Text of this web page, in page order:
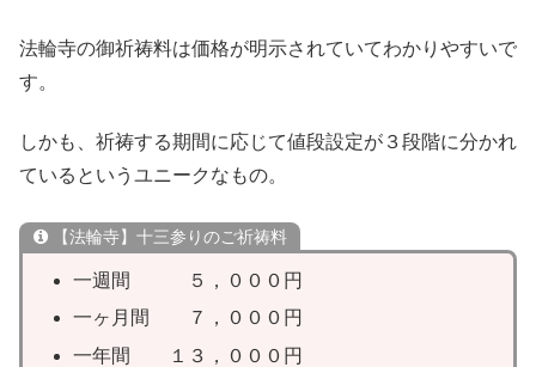
法輪寺の御祈祷料は価格が明示されていてわかりやすいで
す。
しかも、祈祷する期間に応じて値段設定が３段階に分かれ
ているというユニークなもの。
【法輪寺】十三参りのご祈祷料
一週間 ５，０００円
一ヶ月間 ７，０００円
一年間 １３，０００円